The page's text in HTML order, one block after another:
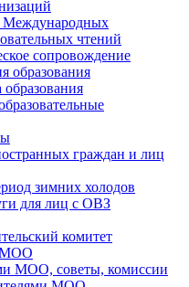
чтений
сопровождение
образования
граждан и лиц
зимних холодов
для лиц с ОВЗ
комитет
МОО
МОО, советы, комиссии